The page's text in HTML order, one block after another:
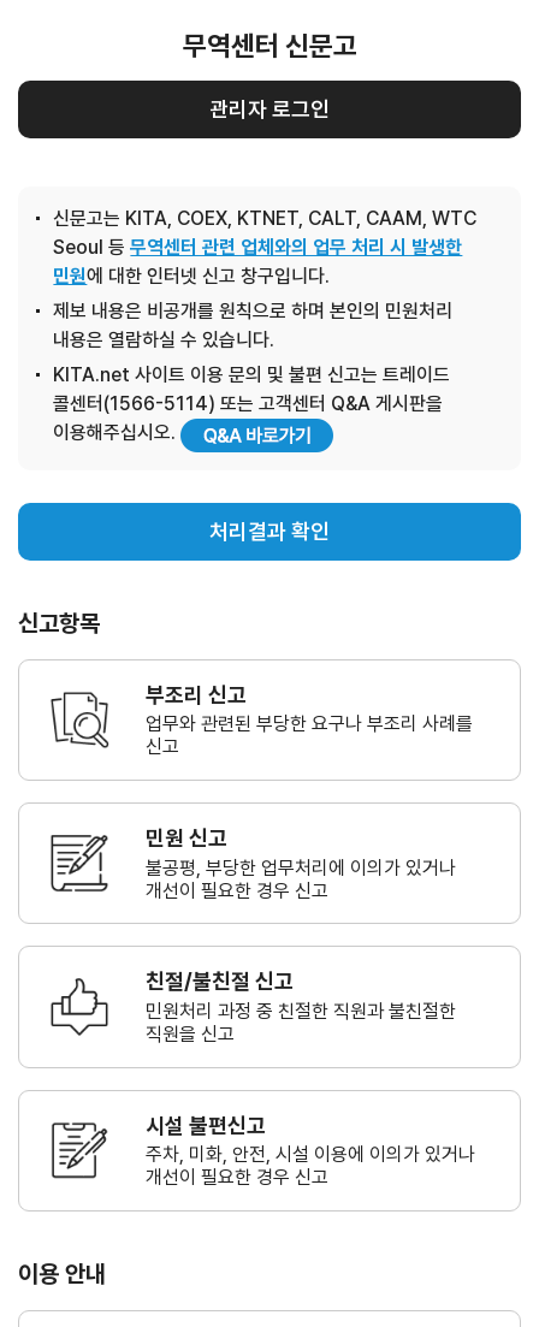
무역센터 신문고
관리자 로그인
신문고는 KITA, COEX, KTNET, CALT, CAAM, WTC
Seoul 등무역센터 관련 업체와의 업무 처리 시 발생한
민원에 대한 인터넷 신고 창구입니다.
제보 내용은 비공개를 원칙으로 하며 본인의 민원처리
내용은 열람하실 수 있습니다.
KITA.net 사이트 이용 문의 및 불편 신고는 트레이드
콜센터(1566-5114) 또는 고객센터 Q&A 게시판을
이용해주십시오.
처리결과 확인
신고항목
부조리 신고
업무와 관련된 부당한 요구나 부조리 사례를
신고
민원 신고
불공평, 부당한 업무처리에 이의가 있거나
개선이 필요한 경우 신고
친절/불친절 신고
민원처리 과정 중 친절한 직원과불친절한
직원을 신고
시설 불편신고
주차, 미화, 안전, 시설 이용에 이의가 있거나
개선이 필요한 경우 신고
이용 안내